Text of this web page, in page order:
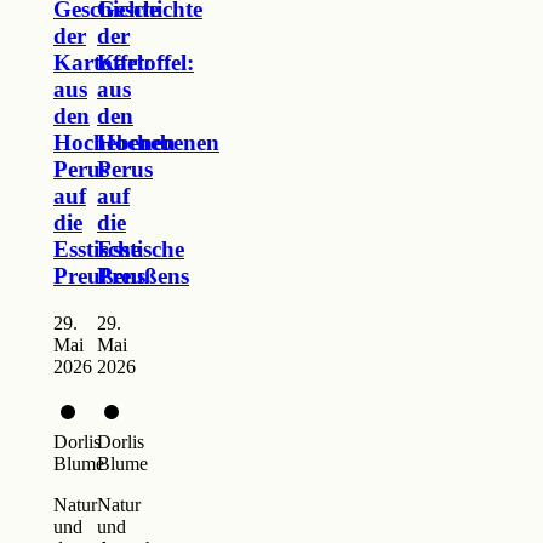
Geschichte
der
Kartoffel:
aus
den
Hochebenen
Perus
auf
die
Esstische
Preußens
29.
Mai
2026
Dorlis
Blume
Natur
und
Geschichte
der
Kartoffel:
aus
den
Hochebenen
Perus
auf
die
Esstische
Preußens
29.
Mai
2026
Dorlis
Blume
Natur
und